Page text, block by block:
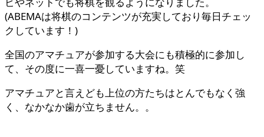
(ABEMAは将棋のコンテンツが充実しており毎日チェッ
クしています！)
全国のアマチュアが参加する大会にも積極的に参加し
て、その度に一喜一憂していますね。笑
アマチュアと言えども上位の方たちはとんでもなく強
く、なかなか歯が立ちません。。